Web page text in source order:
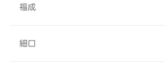
福成
細口